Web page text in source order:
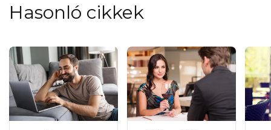
Hasonló cikkek